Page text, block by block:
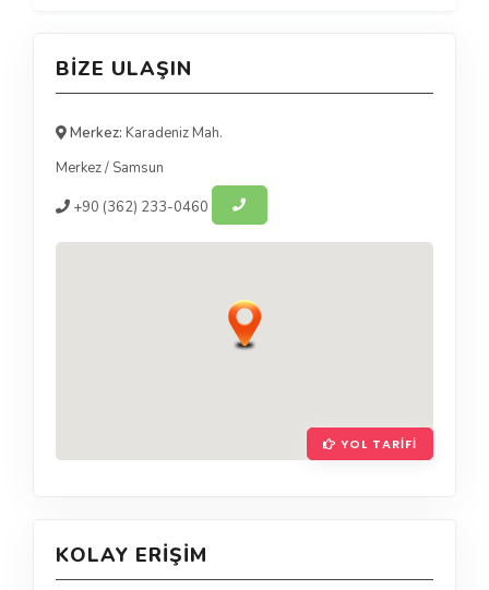
BIZE ULAŞIN
Merkez: Karadeniz Mah.
Merkez/ Samsun
+90 (362) 233-0460
YOL TARIFI
KOLAY ERIŞIM